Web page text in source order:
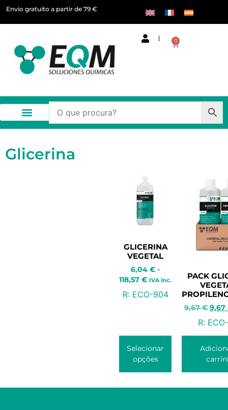
Envio gratuito a partir de 79 €
0
Glicerina
GLICERINA
VEGETAL
6,04 € -
118,57 € IVA inc.
R:ECO-904
Selecionar
opções
PACK
9,67€ 9,67
R: